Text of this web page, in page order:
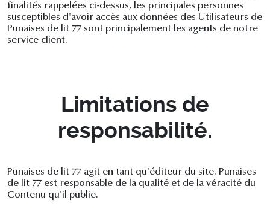
finalités rappelées ci-dessus, les principales personnes
susceptibles d'avoir accès aux données des Utilisateurs de
Punaises de lit 77 sont principalement les agents de notre
service client.
Limitations de
responsabilité.
Punaises de lit 77 agit en tant qu'éditeur du site. Punaises
de lit 77 est responsable de la qualité et de la véracité du
Contenu qu'il publie.